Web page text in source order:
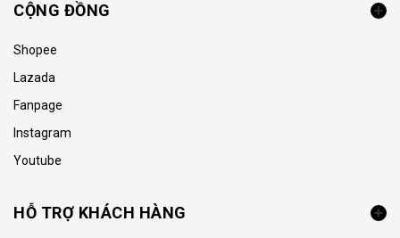
CỘNG ĐỒNG
Shopee
Lazada
Fanpage
Instagram
Youtube
HỖ TRỢ KHÁCH HÀNG